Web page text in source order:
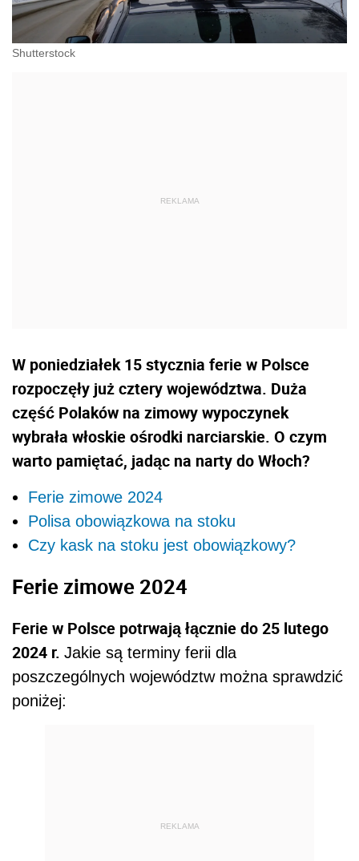
Shutterstock
W poniedziałek 15 stycznia ferie w Polsce
rozpoczęły już cztery województwa. Duża
część Polaków na zimowy wypoczynek
wybrała włoskie ośrodki narciarskie. O czym
warto pamiętać, jadąc na narty do Włoch?
Ferie zimowe 2024
Polisa obowiązkowa na stoku
Czy kask na stoku jest obowiązkowy?
Ferie zimowe 2024
Ferie w Polsce potrwają łącznie do 25 lutego
2024 r. Jakie są terminy ferii dla
poszczególnych województw można sprawdzić
poniżej:
REKLAMA